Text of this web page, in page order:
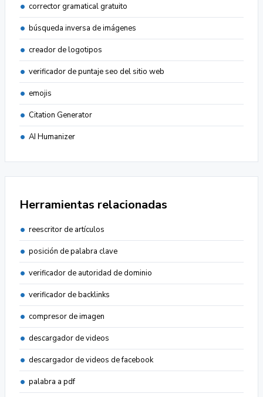
corrector gramatical gratuito
búsqueda inversa de imágenes
creador de logotipos
verificador de puntaje seo del sitio web
emojis
Citation Generator
AI Humanizer
Herramientas relacionadas
reescritor de artículos
posición de palabra clave
verificador de autoridad de dominio
verificador de backlinks
compresor de imagen
descargador de videos
descargador de videos de facebook
palabra a pdf